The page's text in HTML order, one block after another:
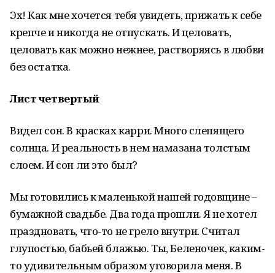
Эх! Как мне хочется тебя увидеть, прижать к себе
крепче и никогда не отпускать. И целовать,
целовать как можно нежнее, растворяясь в любви
без остатка.
Лист четвертый
Видел сон. В красках карри. Много слепящего
солнца. И реальность в нем намазана толстым
слоем. И сон ли это был?
Мы готовились к маленькой нашей годовщине –
бумажной свадьбе. Два года прошли. Я не хотел
праздновать, что-то не грело внутри. Считал
глупостью, бабьей блажью. Ты, Беленочек, каким-
то удивительным образом уговорила меня. В